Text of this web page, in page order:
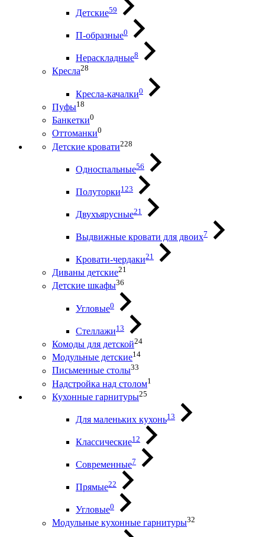
Детские59
П-образные0
Нераскладные8
Кресла28
Кресла-качалки0
Пуфы18
Банкетки0
Оттоманки0
Детские кровати228
Односпальные56
Полуторки123
Двухъярусные21
Выдвижные кровати для двоих7
Кровати-чердаки21
Диваны детские21
Детские шкафы36
Угловые0
Стеллажи13
Комоды для детской24
Модульные детские14
Письменные столы33
Надстройка над столом1
Кухонные гарнитуры25
Для маленьких кухонь13
Классические12
Современные7
Прямые22
Угловые0
Модульные кухонные гарнитуры32